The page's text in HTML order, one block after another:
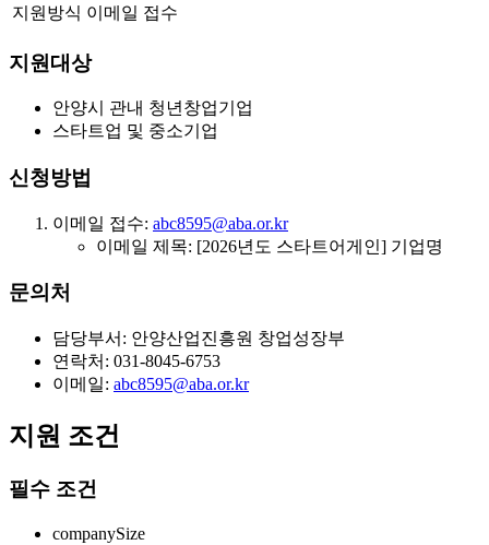
지원방식 이메일 접수
지원대상
안양시 관내 청년창업기업
스타트업 및 중소기업
신청방법
이메일 접수: abc8595@aba.or.kr
이메일 제목: [2026년도 스타트어게인] 기업명
문의처
담당부서: 안양산업진흥원 창업성장부
연락처: 031-8045-6753
이메일: abc8595@aba.or.kr
지원 조건
필수 조건
companySize